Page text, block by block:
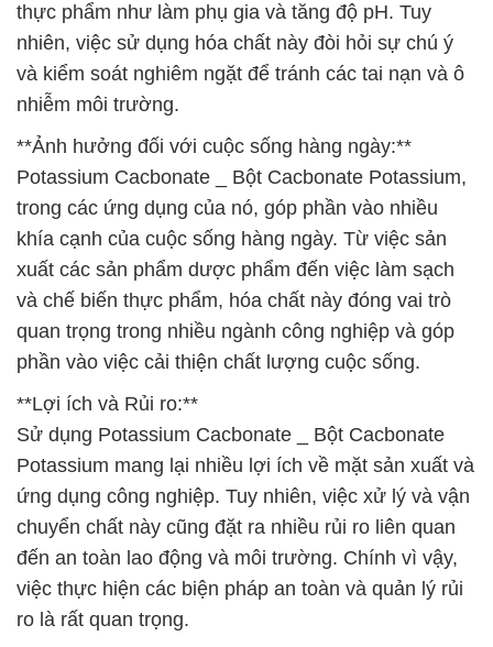
thực phẩm như làm phụ gia và tăng độ pH. Tuy
nhiên, việc sử dụng hóa chất này đòi hỏi sự chú ý
và kiểm soát nghiêm ngặt để tránh các tai nạn và ô
nhiễm môi trường.
**Ảnh hưởng đối với cuộc sống hàng ngày:**
Potassium Cacbonate _ Bột Cacbonate Potassium,
trong các ứng dụng của nó, góp phần vào nhiều
khía cạnh của cuộc sống hàng ngày. Từ việc sản
xuất các sản phẩm dược phẩm đến việc làm sạch
và chế biến thực phẩm, hóa chất này đóng vai trò
quan trọng trong nhiều ngành công nghiệp và góp
phần vào việc cải thiện chất lượng cuộc sống.
**Lợi ích và Rủi ro:**
Sử dụng Potassium Cacbonate _ Bột Cacbonate
Potassium mang lại nhiều lợi ích về mặt sản xuất và
ứng dụng công nghiệp. Tuy nhiên, việc xử lý và vận
chuyển chất này cũng đặt ra nhiều rủi ro liên quan
đến an toàn lao động và môi trường. Chính vì vậy,
việc thực hiện các biện pháp an toàn và quản lý rủi
ro là rất quan trọng.